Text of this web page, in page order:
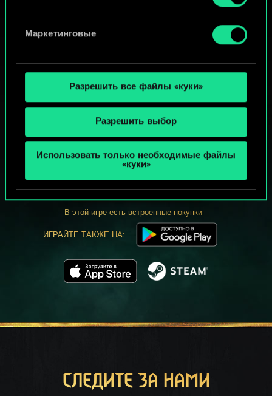
Маркетинговые
Разрешить все файлы «куки»
Разрешить выбор
Использовать только необходимые файлы
«куки»
МОЖЕТ ПАРТЕЕЧКУ В ГВИНТ?
ИГРАТЬ
БЕСПЛАТНО НА ПК
В этой игре есть встроенные покупки
ИГРАЙТЕ ТАКЖЕ НА:
СЛЕДИТЕ ЗА НАМИ